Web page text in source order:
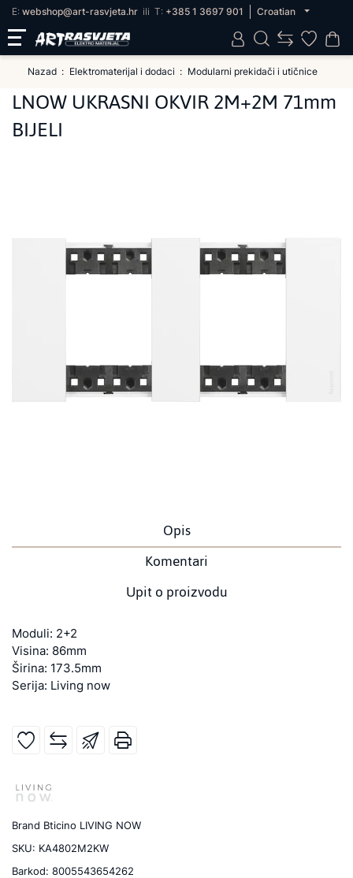
E: webshop@art-rasvjeta.hr ili T: +385 1 3697 901 Croatian
Nazad Elektromaterijal i dodaci Modularni prekidači i utičnice
LNOW UKRASNI OKVIR 2M+2M 71mm
BIJELI
Opis
Komentari
Upit o proizvodu
Moduli: 2+2
Visina: 86mm
Širina: 173.5mm
Serija: Living now
Brand Bticino LIVING NOW
SKU: KA4802M2KW
Barkod: 8005543654262